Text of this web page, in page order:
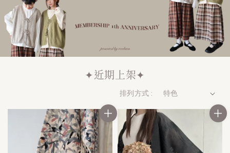
✦近期上架✦
排列方式 :